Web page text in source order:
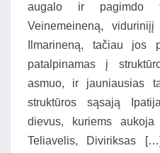
augalo ir pagimdo
Veinemeineną,
Ilmarineną, tačiau jos
patalpinamas į
asmuo, ir jauniausias
struktūros sąsają
dievus, kuriems aukoja
Teliavelis, Diviriksas